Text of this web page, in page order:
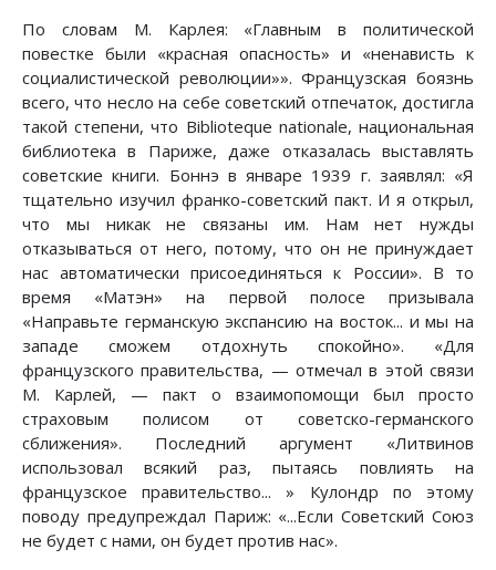
По словам М. Карлея: «Главным в политической
повестке были «красная опасность» и «ненависть к
социалистической революции»». Французская боязнь
всего, что несло на себе советский отпечаток, достигла
такой степени, что Biblioteque nationale, национальная
библиотека в Париже, даже отказалась выставлять
советские книги. Боннэ в январе 1939 г. заявлял: «Я
тщательно изучил франко-советский пакт. И я открыл,
что мы никак не связаны им. Нам нет нужды
отказываться от него, потому, что он не принуждает
нас автоматически присоединяться к России». В то
время «Матэн» на первой полосе призывала
«Направьте германскую экспансию на восток... и мы на
западе сможем отдохнуть спокойно». «Для
французского правительства, — отмечал в этой связи
М. Карлей, — пакт о взаимопомощи был просто
страховым полисом от советско-германского
сближения». Последний аргумент «Литвинов
использовал всякий раз, пытаясь повлиять на
французское правительство... » Кулондр по этому
поводу предупреждал Париж: «...Если Советский Союз
не будет с нами, он будет против нас».